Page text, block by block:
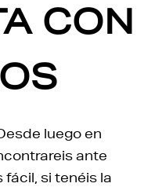
CON
luego en
ante
si tenéis la